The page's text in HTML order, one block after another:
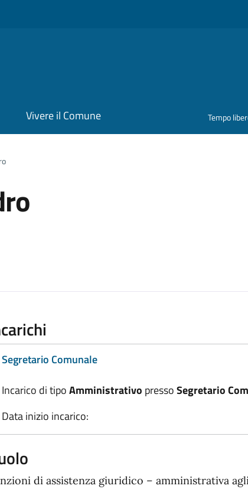
Vivere il Comune Tempo
Segretario Comunale
Incarico di tipoAmministrativo pressoSegretario
Data inizio incarico:
di assistenza giuridico – amministrativa